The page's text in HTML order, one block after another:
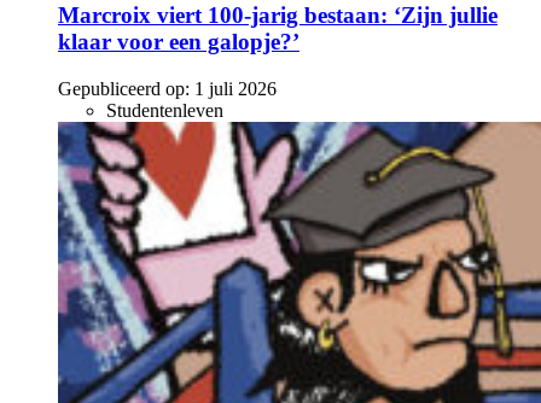
Marcroix viert 100-jarig bestaan: ‘Zijn jullie
klaar voor een galopje?’
Gepubliceerd op: 1 juli 2026
Studentenleven